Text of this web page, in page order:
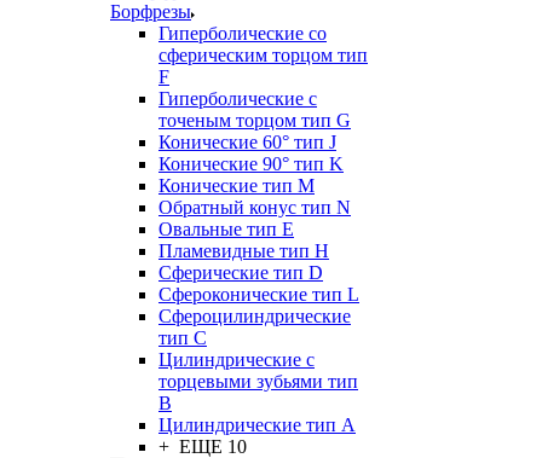
Борфрезы
Гиперболические cо
сферическим торцом тип
F
Гиперболические с
точеным торцом тип G
Конические 60° тип J
Конические 90° тип K
Конические тип M
Обратный конус тип N
Овальные тип E
Пламевидные тип H
Сферические тип D
Сфероконические тип L
Сфероцилиндрические
тип C
Цилиндрические с
торцевыми зубьями тип
B
Цилиндрические тип А
+ ЕЩЕ 10